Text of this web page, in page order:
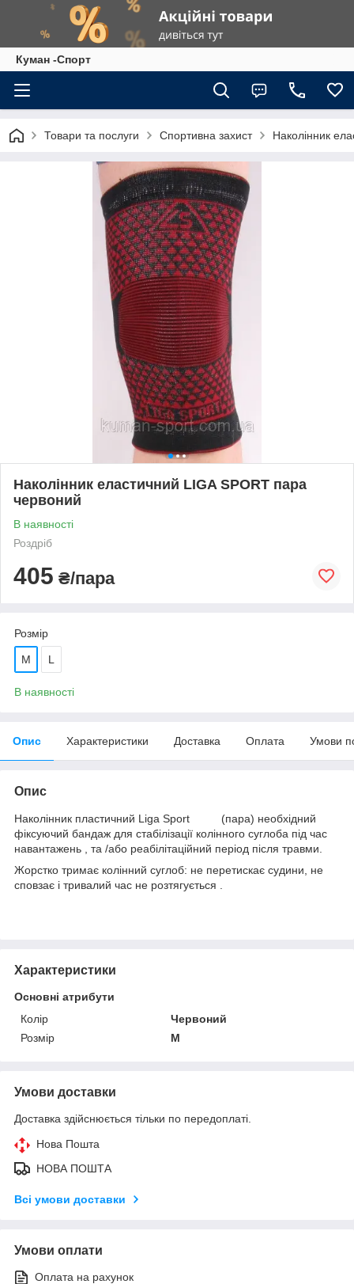
Куман -Спорт
Товари та послуги Спортивна захист Наколінник
Наколінник еластичний LIGA SPORT пара
червоний
В наявності
Роздріб
405 ₴/пара
Розмір
M L
В наявності
Опис Характеристики Доставка Оплата Умови
Опис
Наколінник пластичний Liga Sport (пара) необхідний
фіксуючий бандаж для стабілізації колінного суглоба під час
навантажень , та /або реабілітаційний період після травми.
Жорстко тримає колінний суглоб: не перетискає судини, не
сповзає і тривалий час не розтягується .
Характеристики
Основні атрибути
Колір
Червоний
Розмір
M
Умови доставки
Доставка здійснюється тільки по передоплаті.
Нова Пошта
НОВА ПОШТА
Всі умови доставки
Умови оплати
Оплата на рахунок